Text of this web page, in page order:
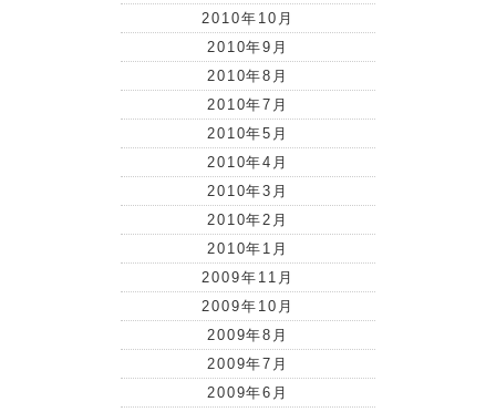
2010年10月
2010年9月
2010年8月
2010年7月
2010年5月
2010年4月
2010年3月
2010年2月
2010年1月
2009年11月
2009年10月
2009年8月
2009年7月
2009年6月